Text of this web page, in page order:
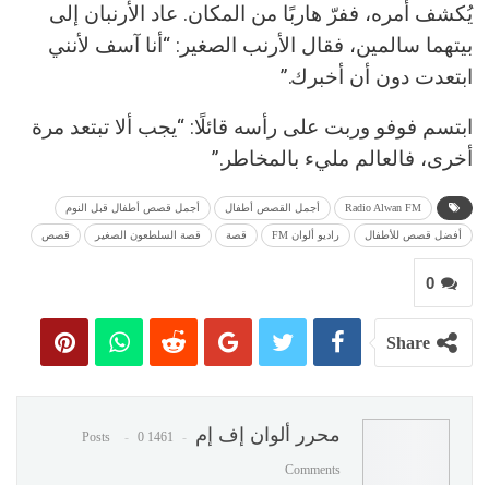
يُكشف أمره، ففرّ هاربًا من المكان. عاد الأرنبان إلى
بيتهما سالمين، فقال الأرنب الصغير: “أنا آسف لأنني
ابتعدت دون أن أخبرك.”
ابتسم فوفو وربت على رأسه قائلًا: “يجب ألا تبتعد مرة
أخرى، فالعالم مليء بالمخاطر.”
Radio Alwan FM أجمل القصص أطفال أجمل قصص أطفال قبل النوم
أفضل قصص للأطفال راديو ألوان FM قصة قصة السلطعون الصغير قصص
0
Share
محرر ألوان إف إم 1461 Posts
0
Comments